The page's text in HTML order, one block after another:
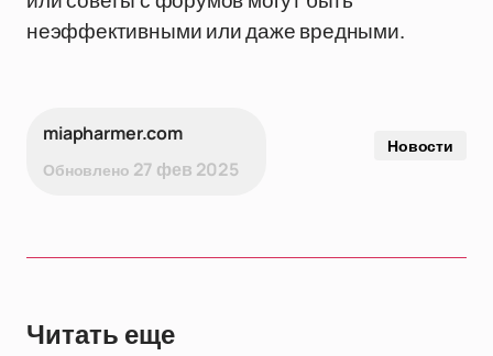
неэффективными или даже вредными.
miapharmer.com
Обновлено 27 фев 2025
Новости
Читать еще